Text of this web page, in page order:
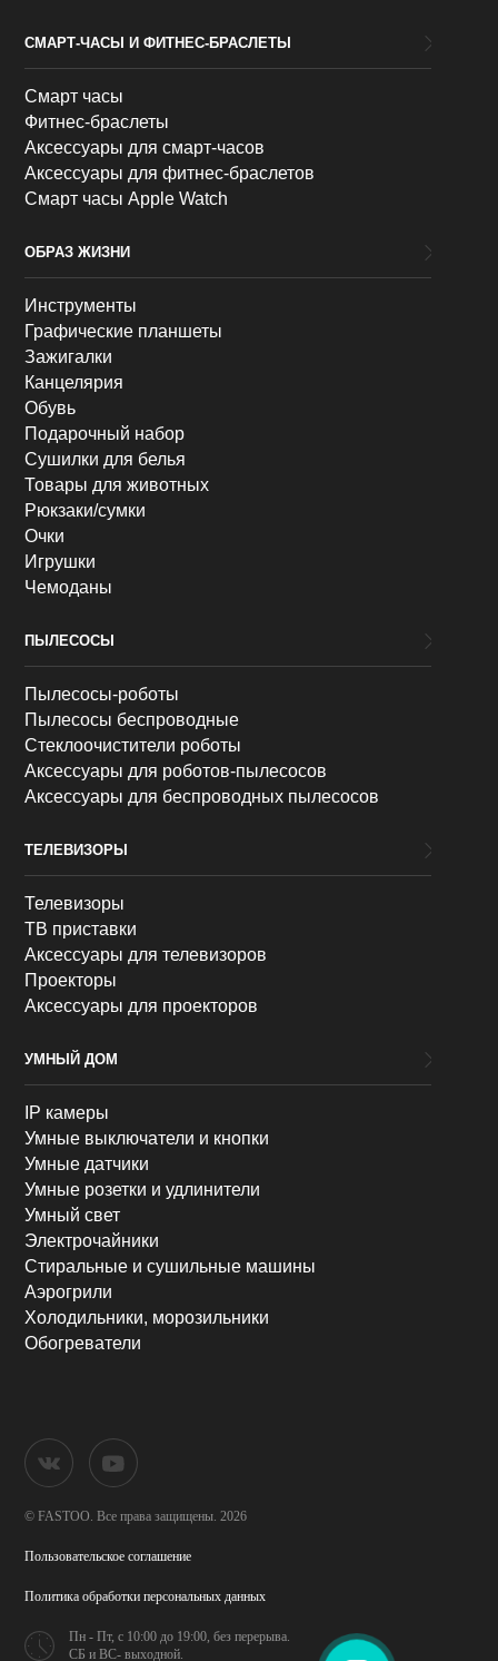
СМАРТ-ЧАСЫ И ФИТНЕС-БРАСЛЕТЫ
Смарт часы
Фитнес-браслеты
Аксессуары для смарт-часов
Аксессуары для фитнес-браслетов
Смарт часы Apple Watch
ОБРАЗ ЖИЗНИ
Инструменты
Графические планшеты
Зажигалки
Канцелярия
Обувь
Подарочный набор
Сушилки для белья
Товары для животных
Рюкзаки/сумки
Очки
Игрушки
Чемоданы
ПЫЛЕСОСЫ
Пылесосы-роботы
Пылесосы беспроводные
Стеклоочистители роботы
Аксессуары для роботов-пылесосов
Аксессуары для беспроводных пылесосов
ТЕЛЕВИЗОРЫ
Телевизоры
ТВ приставки
Аксессуары для телевизоров
Проекторы
Аксессуары для проекторов
УМНЫЙ ДОМ
IP камеры
Умные выключатели и кнопки
Умные датчики
Умные розетки и удлинители
Умный свет
Электрочайники
Стиральные и сушильные машины
Аэрогрили
Холодильники, морозильники
Обогреватели
© FASTOO. Все права защищены. 2026
Пользовательское соглашение
Политика обработкиперсональных данных
Пн - Пт, с 10:00 до 19:00,без перерыва.
СБ и ВС- выходной.